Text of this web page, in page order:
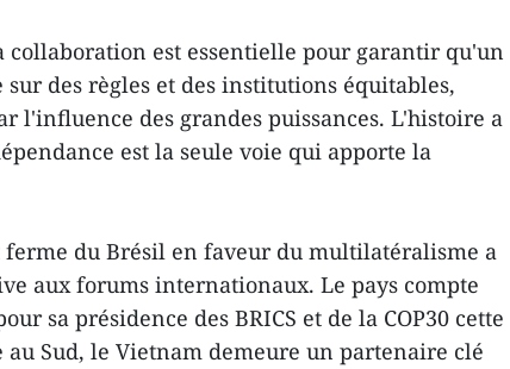
est essentielle pour garantir qu'un
des règles et des institutions équitables,
l'influence des grandes puissances. L'histoire a
est la seule voie qui apporte la
du Brésil en faveur du multilatéralisme a
aux forums internationaux. Le pays compte
sa présidence des BRICS et de la COP30 cette
au Sud, le Vietnam demeure un partenaire clé